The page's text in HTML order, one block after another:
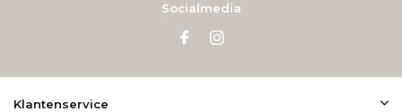
Socialmedia
Klantenservice